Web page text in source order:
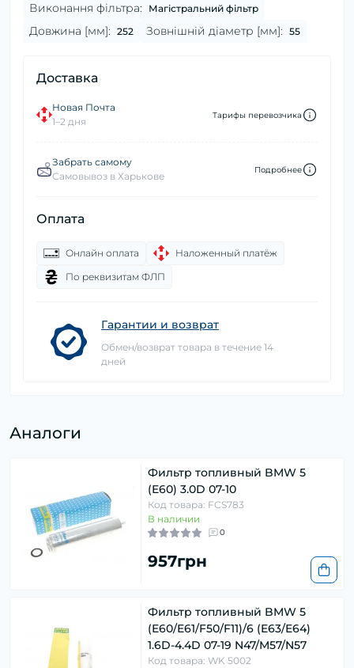
Виконання фільтра: Магістральний фільтр
Довжина [мм]: 252 Зовнішній діаметр [мм]: 55
Доставка
Новая Почта
1–2 дня
Тарифы перевозчика
Забрать самому
Самовывоз в Харькове
Подробнее
Оплата
Онлайн оплата
Наложенный платёж
По реквизитам ФЛП
Гарантии и возврат
Обмен/возврат товара в течение 14
дней
Аналоги
Фильтр топливный BMW 5
(E60) 3.0D 07-10
Код товара: FCS783
В наличии
0
957грн
Фильтр топливный BMW 5
(E60/E61/F50/F11)/6 (E63/E64)
1.6D-4.4D 07-19 N47/M57/N57
Код товара: WK 5002